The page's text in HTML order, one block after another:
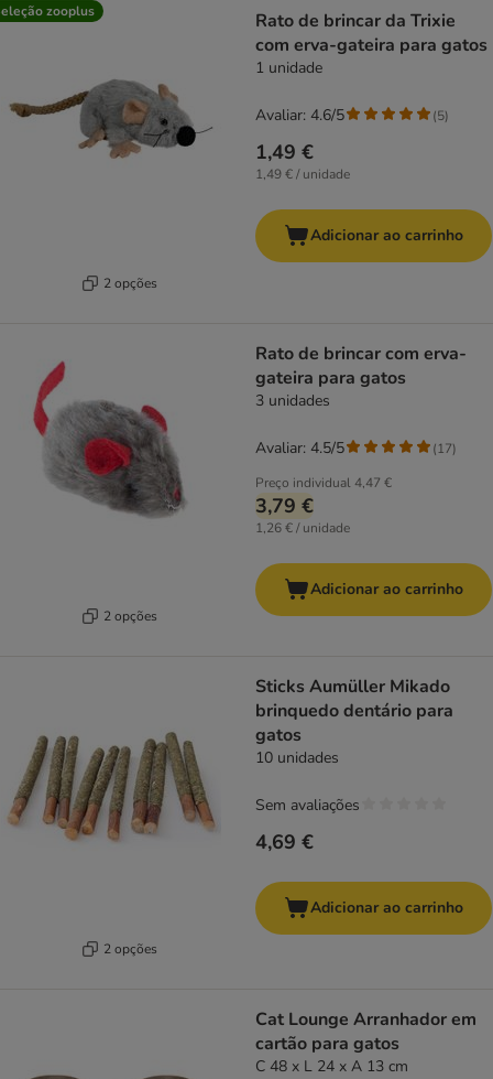
zooplus
2 opções
Rato de brincar da Trixie
com erva-gateira para gatos
1 unidade
1,49 €
1,49 € / unidade
Avaliar: 4.6/5 (5)
Adicionar ao carrinho
2 opções
Rato de brincar com erva-
gateira para gatos
3 unidades
Preço individual4,47 €
3,79 €
1,26 € / unidade
Avaliar: 4.5/5 (17)
Adicionar ao carrinho
2 opções
Sticks Aumüller Mikado
brinquedo dentário para
gatos
10 unidades
4,69 €
Sem avaliações
Adicionar ao carrinho
Cat Lounge Arranhador em
cartão para gatos
C 48 x L 24 x A 13 cm